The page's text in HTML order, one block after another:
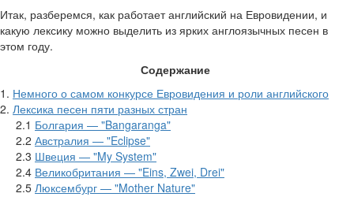
Итак, разберемся, как работает английский на Евровидении, и
какую лексику можно выделить из ярких англоязычных песен в
этом году.
Содержание
1. Немного о самом конкурсе Евровидения и роли английского
2. Лексика песен пяти разных стран
2.1 Болгария — "Bangaranga"
2.2 Австралия — "Eclipse"
2.3 Швеция — "My System"
2.4 Великобритания — "Eins, Zwei, Drei"
2.5 Люксембург — "Mother Nature"